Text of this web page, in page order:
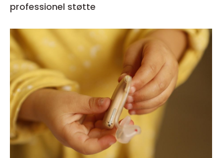
professionel støtte